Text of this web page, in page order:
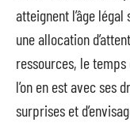
atteignent l’âge
une allocation
ressources, le
l’on en est avec ses
surprises et